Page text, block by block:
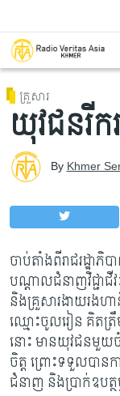
គ្រួសារ
យុវជនរីក
ByKhmer
ចាប់តាំងពីរាជរដ្ឋាភិ
បណ្តាលជំនាញវិជ្ជា
និងគ្រួសារងាយរង
ឈ្មោះចូលរៀន គិតត្រឹ
នោះ មានយុវជនមួយ
ចិត្ត ព្រោះទទួលបាន
ជំនាញ និងប្រាក់ឧបត្ថ